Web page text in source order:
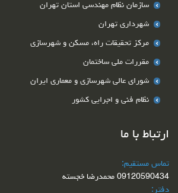
سازمان نظام مهندسی استان تهران
شهرداری تهران
مرکز تحقیقات راه، مسکن و شهرسازی
مقررات ملی ساختمان
شوراي عالي شهرسازي و معماري ايران
نظام فنی و اجرایی کشور
ارتباط با ما
تماس مستقیم:
09120590434 محمدرضا خجسته
دفتر: